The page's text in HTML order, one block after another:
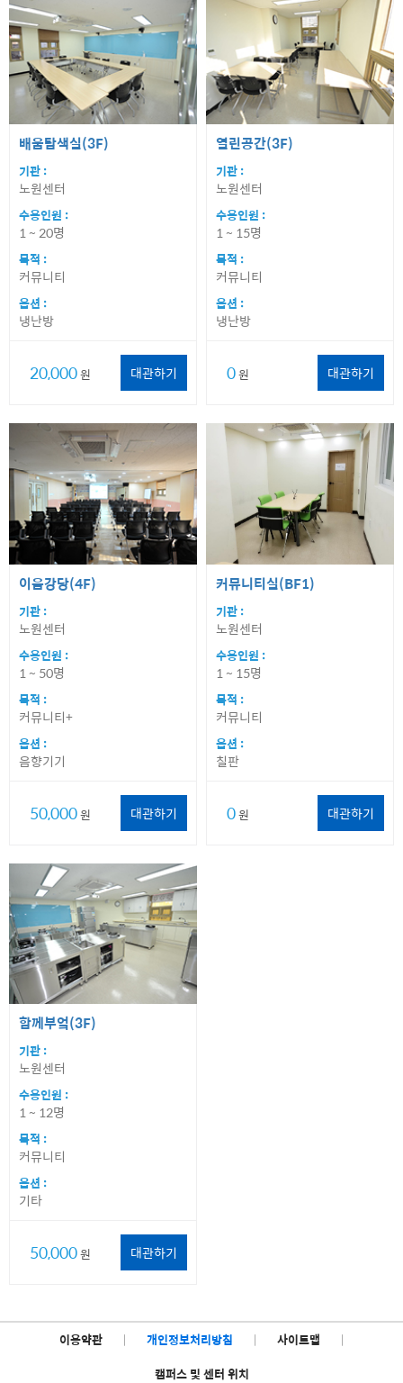
배움탐색실(3F)
기관 :
노원센터
수용인원 :
1 ~ 20명
목적 :
커뮤니티
옵션 :
냉난방
20,000원 대관하기
열린공간(3F)
기관 :
노원센터
수용인원 :
1 ~ 15명
목적 :
커뮤니티
옵션 :
냉난방
0원 대관하기
이음강당(4F)
기관 :
노원센터
수용인원 :
1 ~ 50명
목적 :
커뮤니티+
옵션 :
음향기기
50,000원 대관하기
커뮤니티실(BF1)
기관 :
노원센터
수용인원 :
1 ~ 15명
목적 :
커뮤니티
옵션 :
칠판
0원 대관하기
함께부엌(3F)
기관 :
노원센터
수용인원 :
1 ~ 12명
목적 :
커뮤니티
옵션 :
기타
50,000원 대관하기
이용약관 | 개인정보처리방침 | 사이트맵
|
캠퍼스 및 센터 위치